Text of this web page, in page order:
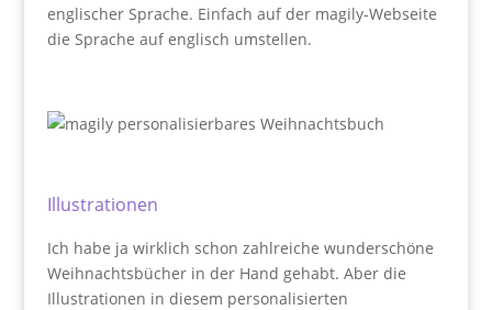
englischer Sprache. Einfach auf der magily-Webseite
die Sprache auf englisch umstellen.
Illustrationen
Ich habe ja wirklich schon zahlreiche wunderschöne
Weihnachtsbücher in der Hand gehabt. Aber die
Illustrationen in diesem personalisierten